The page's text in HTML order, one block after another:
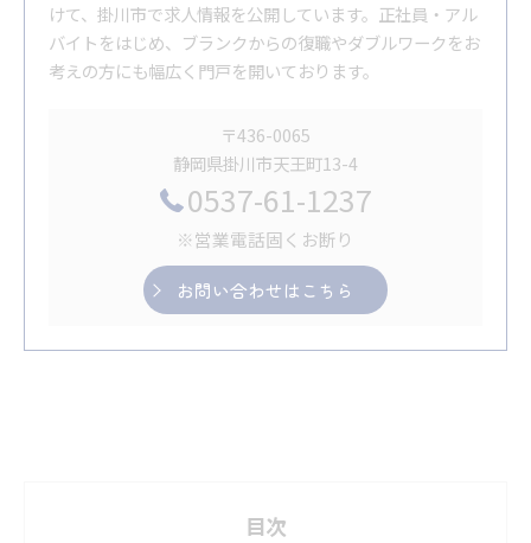
けて、掛川市で求人情報を公開しています。正社員・アル
バイトをはじめ、ブランクからの復職やダブルワークをお
考えの方にも幅広く門戸を開いております。
〒436-0065
静岡県掛川市天王町13-4
0537-61-1237
※営業電話固くお断り
お問い合わせはこちら
目次